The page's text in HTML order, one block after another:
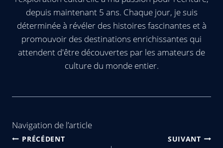
depuis maintenant 5 ans. Chaque jour, je suis
déterminée à révéler des histoires fascinantes et à
promouvoir des destinations enrichissantes qui
attendent d'être découvertes par les amateurs de
culture du monde entier.
Navigation de l’article
PRÉCÉDENT SUIVANT